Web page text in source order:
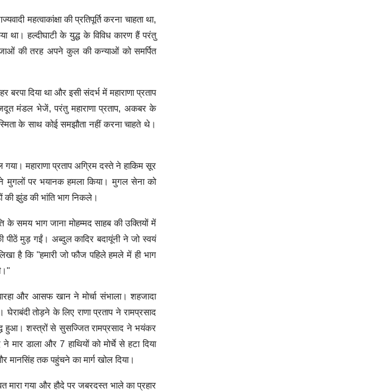
महत्वाकांक्षा की प्रतिपूर्ति करना चाहता था,
हल्दीघाटी के युद्ध के विविध कारण हैं परंतु
की तरह अपने कुल की कन्याओं को समर्पित
दिया था और इसी संदर्भ में महाराणा प्रताप
मंडल भेजें, परंतु महाराणा प्रताप, अकबर के
के साथ कोई समझौता नहीं करना चाहते थे।
महाराणा प्रताप अग्रिम दस्ते ने हाकिम सूर
मुगलों पर भयानक हमला किया। मुगल सेना को
झुंड की भांति भाग निकले।
के समय भाग जाना मोहम्मद साहब की उक्तियों में
मुड़ गईं। अब्दुल कादिर बदायूंनी ने जो स्वयं
है कि "हमारी जो फौज पहिले हमले में ही भाग
और आसफ खान ने मोर्चा संभाला। शहजादा
तोड़ने के लिए राणा प्रताप ने रामप्रसाद
हुआ। शस्त्रों से सुसज्जित रामप्रसाद ने भयंकर
डाला और 7 हाथियों को मोर्चे से हटा दिया
मानसिंह तक पहुंचने का मार्ग खोल दिया।
मारा गया और हौदे पर जबरदस्त भाले का प्रहार